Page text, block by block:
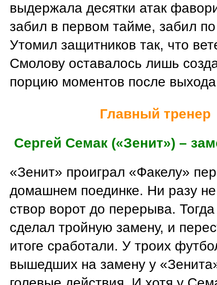
выдержала десятки атак
забил в первом тайме, забил
Утомил защитников так, что
Смолову оставалось лишь
порцию моментов после
Главный тренер
Сергей Семак («Зенит») –
«Зенит» проиграл «Факелу»
домашнем поединке. Ни разу
створ ворот до перерыва.
сделал тройную замену, и
итоге сработали. У троих
вышедших на замену у